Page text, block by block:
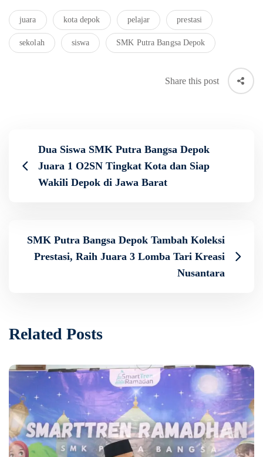
juara kota depok pelajar prestasi
sekolah siswa SMK Putra Bangsa Depok
Share this post
Dua Siswa SMK Putra Bangsa Depok
Juara 1 O2SN Tingkat Kota dan Siap
Wakili Depok di Jawa Barat
SMK Putra Bangsa Depok Tambah Koleksi
Prestasi, Raih Juara 3 Lomba Tari Kreasi
Nusantara
Related Posts